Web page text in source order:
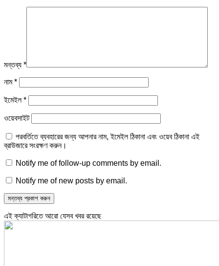
মন্তব্য *
নাম*
ইমেইল*
ওয়েবসাইট
পরবর্তিতে ব্যবহারের জন্য আপনার নাম, ইমেইল ঠিকানা এবং ওয়েব ঠিকানা এই
ব্রাউজারে সংরক্ষণ করুন।
Notify me of follow-up comments by email.
Notify me of new posts by email.
এই ক্যাটাগরিতে আরো যেসব খবর রয়েছে